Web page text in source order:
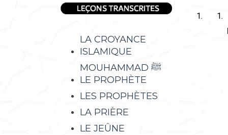
LA CROYANCE
ISLAMIQUE
MOUHAMMAD ﷺ
LE PROPHÈTE
LES PROPHÈTES
LA PRIÈRE
LE JEÛNE